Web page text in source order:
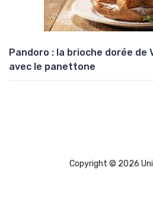
Pandoro : la brioche dorée de
avec le panettone
Copyright © 2026